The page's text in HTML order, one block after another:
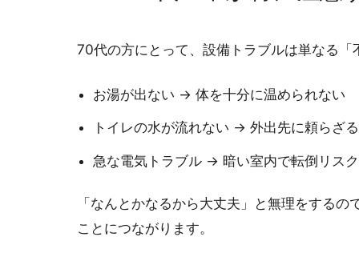
70代の方にとって、設備トラブルは単なる
お湯が出ない → 体を十分に温められない
トイレの水が流れない → 外出先に頼らざ
急な電気トラブル → 暗い室内で転倒リス
「なんとかなるから大丈夫」と無理をするの
ことにつながります。